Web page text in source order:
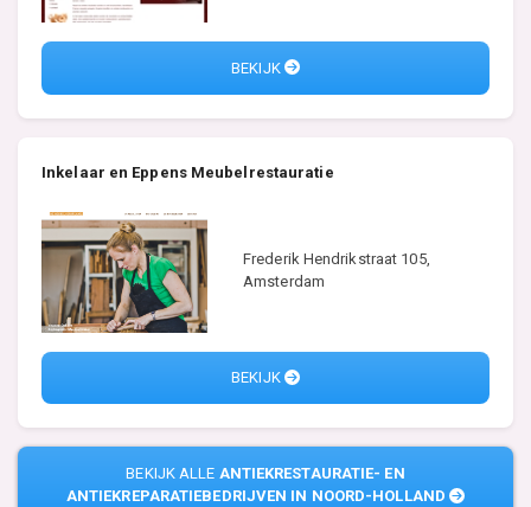
BEKIJK
Inkelaar en Eppens Meubelrestauratie
Frederik Hendrikstraat 105,
Amsterdam
BEKIJK
BEKIJK ALLE ANTIEKRESTAURATIE- EN
ANTIEKREPARATIEBEDRIJVEN IN NOORD-HOLLAND